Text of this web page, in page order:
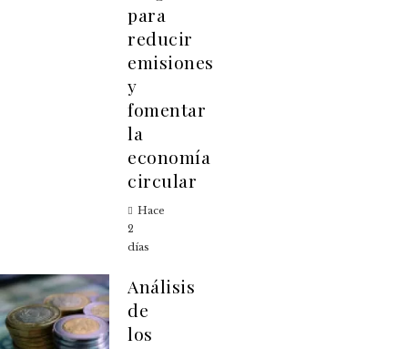
para
reducir
emisiones
y
fomentar
la
economía
circular
Hace
2
días
Análisis
de
los